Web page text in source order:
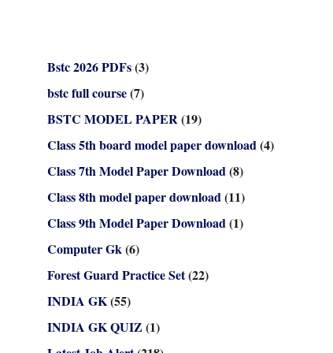
Bstc 2026 PDFs(3)
bstc full course(7)
BSTC MODEL PAPER(19)
Class 5th board model paper download(4)
Class 7th Model Paper Download(8)
Class 8th model paper download(11)
Class 9th Model Paper Download(1)
Computer Gk(6)
Forest Guard Practice Set(22)
INDIA GK(55)
INDIA GK QUIZ (1)